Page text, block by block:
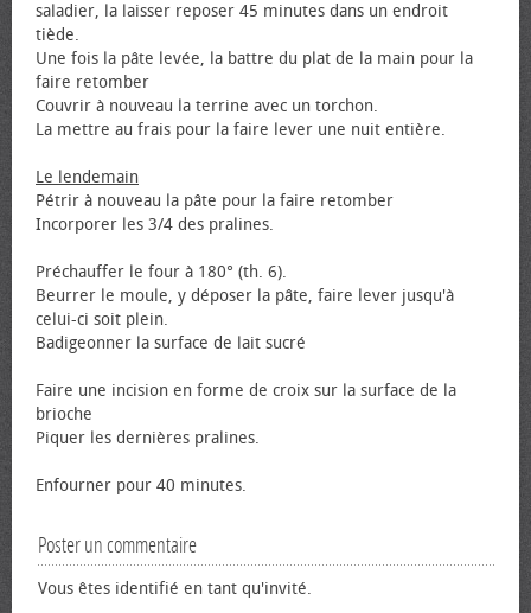
saladier, la laisser reposer 45 minutes dans un endroit
tiède.
Une fois la pâte levée, la battre du plat de la main pour la
faire retomber
Couvrir à nouveau la terrine avec un torchon.
La mettre au frais pour la faire lever une nuit entière.
Le lendemain
Pétrir à nouveau la pâte pour la faire retomber
Incorporer les 3/4 des pralines.
Préchauffer le four à 180° (th. 6).
Beurrer le moule, y déposer la pâte, faire lever jusqu'à
celui-ci soit plein.
Badigeonner la surface de lait sucré
Faire une incision en forme de croix sur la surface de la
brioche
Piquer les dernières pralines.
Enfourner pour 40 minutes.
Poster un commentaire
Vous êtes identifié en tant qu'invité.